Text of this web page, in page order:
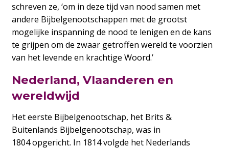
schreven ze, ‘om in deze tijd van nood samen met
andere Bijbelgenootschappen met de grootst
mogelijke inspanning de nood te lenigen en de kans
te grijpen om de zwaar getroffen wereld te voorzien
van het levende en krachtige Woord.’
Nederland, Vlaanderen en
wereldwijd
Het eerste Bijbelgenootschap, het Brits &
Buitenlands Bijbelgenootschap, was in
1804 opgericht. In 1814 volgde het Nederlands